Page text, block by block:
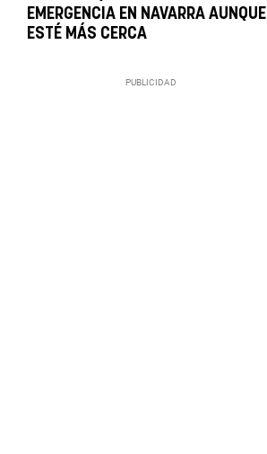
EMERGENCIA EN NAVARRA AUNQUE
ESTÉ MÁS CERCA